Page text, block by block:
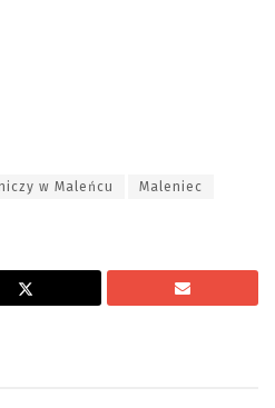
w Maleńcu Maleniec